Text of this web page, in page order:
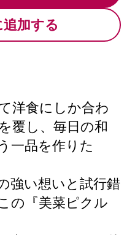
加する
洋食にしか合わ
覆し、毎日の和
一品を作りた
強い想いと試行錯
の『美菜ピクル